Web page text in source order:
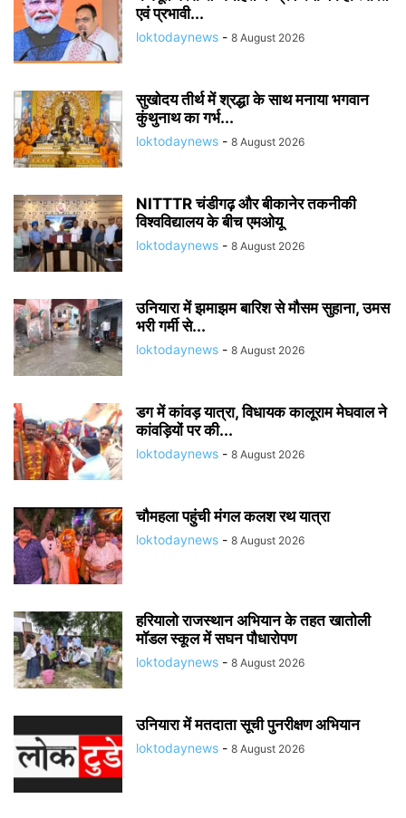
एवं प्रभावी...
loktodaynews - 8 August 2026
सुखोदय तीर्थ में श्रद्धा के साथ मनाया भगवान
कुंथुनाथ का गर्भ...
loktodaynews - 8 August 2026
NITTTR चंडीगढ़ और बीकानेर तकनीकी
विश्वविद्यालय के बीच एमओयू
loktodaynews - 8 August 2026
उनियारा में झमाझम बारिश से मौसम सुहाना, उमस
भरी गर्मी से...
loktodaynews - 8 August 2026
डग में कांवड़ यात्रा, विधायक कालूराम मेघवाल ने
कांवड़ियों पर की...
loktodaynews - 8 August 2026
चौमहला पहुंची मंगल कलश रथ यात्रा
loktodaynews - 8 August 2026
हरियालो राजस्थान अभियान के तहत खातोली
मॉडल स्कूल में सघन पौधारोपण
loktodaynews - 8 August 2026
उनियारा में मतदाता सूची पुनरीक्षण अभियान
loktodaynews - 8 August 2026